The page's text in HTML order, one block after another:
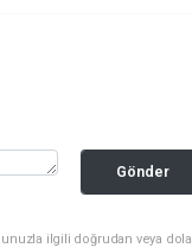
Gönder
ilgili doğrudan veya